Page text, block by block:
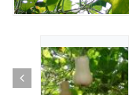
Tinh Bột Nghệ Bắc
Trà Bạch Mi Tiên Cô
000₫